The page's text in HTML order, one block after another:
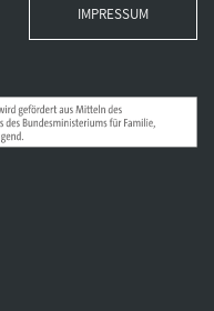
IMPRESSUM